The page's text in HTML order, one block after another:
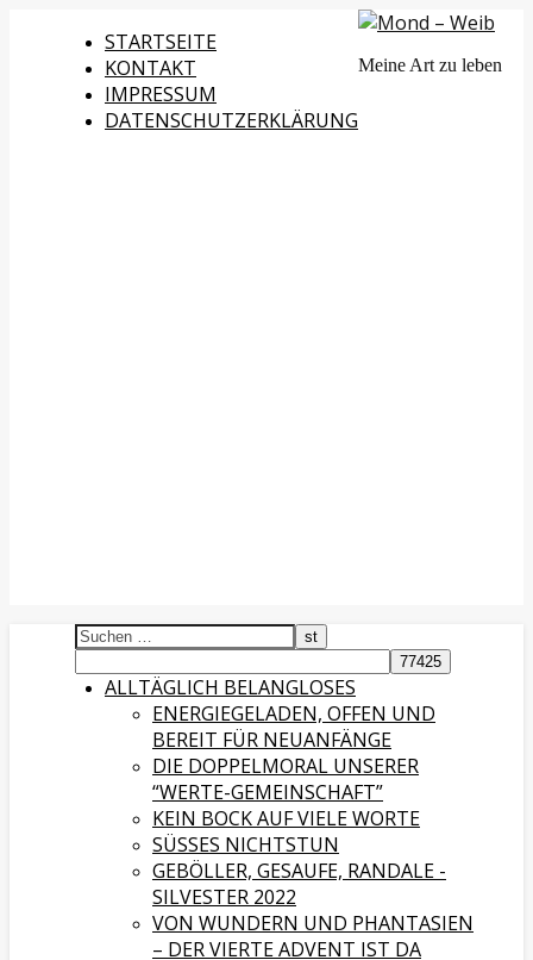
STARTSEITE
KONTAKT
IMPRESSUM
DATENSCHUTZERKLÄRUNG
Meine Art zu leben
ALLTÄGLICH BELANGLOSES
ENERGIEGELADEN, OFFEN UND
BEREIT FÜR NEUANFÄNGE
DIE DOPPELMORAL UNSERER
“WERTE-GEMEINSCHAFT”
KEIN BOCK AUF VIELE WORTE
SÜSSES NICHTSTUN
GEBÖLLER, GESAUFE, RANDALE -
SILVESTER 2022
VON WUNDERN UND PHANTASIEN
– DER VIERTE ADVENT IST DA